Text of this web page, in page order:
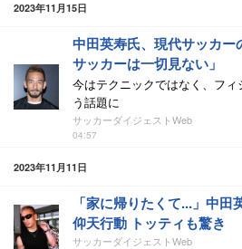
2023年11月15日
中田英寿氏、現代サッカー
サッカーは一切見ない」
今はテクニックではなく、フ
う話題に
サッカーダイジェストWeb
04:57
2023年11月11日
「家に帰りたくて...」中
仰天行動 トッティも驚き
サッカーダイジェストWeb